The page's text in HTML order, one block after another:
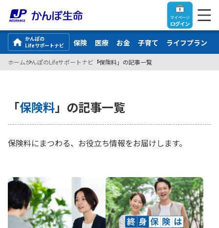
マイページ
ログイン
ご契約者さま
マイページログイン
入院保険金・手術保険金のご請求
保険をご検討中のお客さま
保険をご検討中のお客さま
法人のお客さま
【まずはご相談ください】企業経営でお悩みの方はこ
ちら
お役立ち情報
かんぽの
Lifeサポートナビ
保険 医療 お金 子育て ライフプラン
ホームかんぽのLifeサポートナビ 「保険料」の記事一覧
「保険料」の記事一覧
保険料にまつわる、お役立ち情報をお届けします。